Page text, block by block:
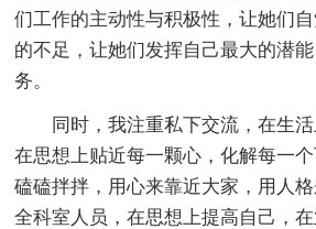
们工作的主动性与积极性，让她们
的不足，让她们发挥自己最大的潜
务。
同时，我注重私下交流，在生活
在思想上贴近每一颗心，化解每一
磕磕拌拌，用心来靠近大家，用人
全科室人员，在思想上提高自己，在